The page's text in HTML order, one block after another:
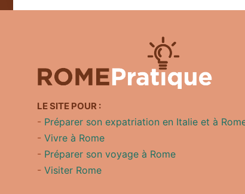
LE SITE POUR :
- Préparer son expatriation en Italie et à
- Vivre à Rome
- Préparer son voyage à Rome
- Visiter Rome